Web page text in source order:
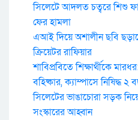
সিলেটে আদলত চত্বরে শিশু
ফের হামলা
এআই দিয়ে অশালীন ছবি
ক্রিয়েটর রাফিয়ার
শাবিপ্রবিতে শিক্ষার্থীকে
বহিষ্কার, ক্যাম্পাসে নিষিদ্ধ ২
সিলেটের ভাঙাচোরা সড়ক
সংস্কারের আহ্বান